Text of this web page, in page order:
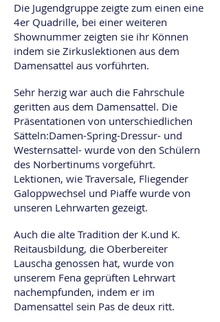
Die Jugendgruppe zeigte zum einen eine
4er Quadrille, bei einer weiteren
Shownummer zeigten sie ihr Können
indem sie Zirkuslektionen aus dem
Damensattel aus vorführten.
Sehr herzig war auch die Fahrschule
geritten aus dem Damensattel. Die
Präsentationen von unterschiedlichen
Sätteln:Damen-Spring-Dressur- und
Westernsattel- wurde von den Schülern
des Norbertinums vorgeführt.
Lektionen, wie Traversale, Fliegender
Galoppwechsel und Piaffe wurde von
unseren Lehrwarten gezeigt.
Auch die alte Tradition der K.und K.
Reitausbildung, die Oberbereiter
Lauscha genossen hat, wurde von
unserem Fena geprüften Lehrwart
nachempfunden, indem er im
Damensattel sein Pas de deux ritt.